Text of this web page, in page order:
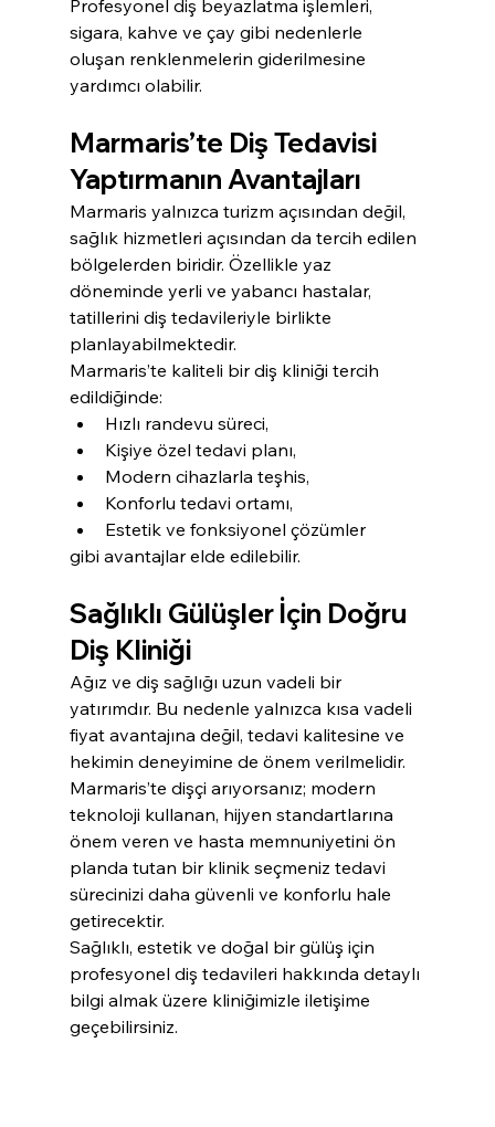
Profesyonel diş beyazlatma işlemleri,
sigara, kahve ve çay gibi nedenlerle
oluşan renklenmelerin giderilmesine
yardımcı olabilir.
Marmaris’te Diş Tedavisi
Yaptırmanın Avantajları
Marmaris yalnızca turizm açısından değil,
sağlık hizmetleri açısından da tercih edilen
bölgelerden biridir. Özellikle yaz
döneminde yerli ve yabancı hastalar,
tatillerini diş tedavileriyle birlikte
planlayabilmektedir.
Marmaris’te kaliteli bir diş kliniği tercih
edildiğinde:
Hızlı randevu süreci,
Kişiye özel tedavi planı,
Modern cihazlarla teşhis,
Konforlu tedavi ortamı,
Estetik ve fonksiyonel çözümler
gibi avantajlar elde edilebilir.
Sağlıklı Gülüşler İçin Doğru
Diş Kliniği
Ağız ve diş sağlığı uzun vadeli bir
yatırımdır. Bu nedenle yalnızca kısa vadeli
fiyat avantajına değil, tedavi kalitesine ve
hekimin deneyimine de önem verilmelidir.
Marmaris’te dişçi arıyorsanız; modern
teknoloji kullanan, hijyen standartlarına
önem veren ve hasta memnuniyetini ön
planda tutan bir klinik seçmeniz tedavi
sürecinizi daha güvenli ve konforlu hale
getirecektir.
Sağlıklı, estetik ve doğal bir gülüş için
profesyonel diş tedavileri hakkında detaylı
bilgi almak üzere kliniğimizle iletişime
geçebilirsiniz.